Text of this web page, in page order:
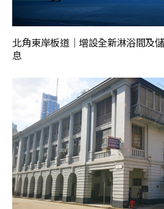
北角東岸板道｜增設全新淋浴間及
息